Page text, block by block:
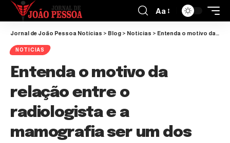
Aa
Jornal de João Pessoa Notícias > Blog > Noticias > Entenda o motivo da relação entre o radiologista e a mamografia ser um dos pilares mais sensíveis da medicina diagnóstica moderna
NOTICIAS
Entenda o motivo da
relação entre o
radiologista e a
mamografia ser um dos